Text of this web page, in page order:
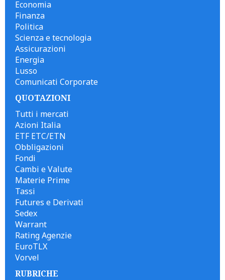
Economia
Finanza
Politica
Scienza e tecnologia
Assicurazioni
Energia
Lusso
Comunicati Corporate
QUOTAZIONI
Tutti i mercati
Azioni Italia
ETF ETC/ETN
Obbligazioni
Fondi
Cambi e Valute
Materie Prime
Tassi
Futures e Derivati
Sedex
Warrant
Rating Agenzie
EuroTLX
Vorvel
RUBRICHE